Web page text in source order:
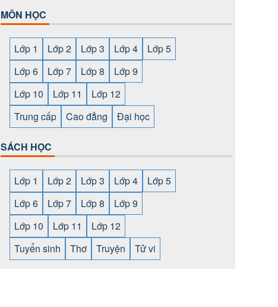
MÔN HỌC
Lớp 1 Lớp 2 Lớp 3 Lớp 4
Lớp 5
Lớp 6
Lớp 7 Lớp 8
Lớp 9
Lớp 10
Lớp 11
Lớp 12
Trung cấp
Cao đẳng Đại học
SÁCH HỌC
Lớp 1 Lớp 2 Lớp 3 Lớp 4
Lớp 5
Lớp 6
Lớp 7 Lớp 8
Lớp 9
Lớp 10
Lớp 11
Lớp 12
Tuyển sinh
Thơ Truyện Tử vi